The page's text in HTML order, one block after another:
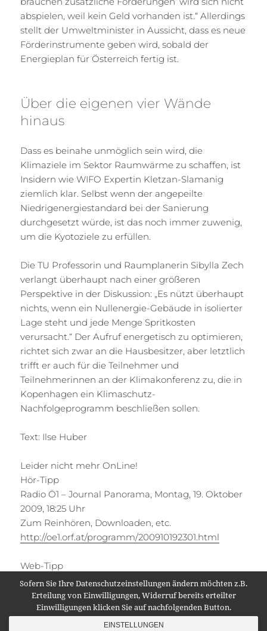
abspielen, weil kein Geld vorhanden ist.“ Allerdings
stellt der Umweltminister in Aussicht, dass es neue
Förderinstrumente geben wird, sobald der
Energieplan für Österreich fertig ist.
Über die eigenen vier Wände
hinaus
Dass es beinahe unmöglich sein wird, die
Klimaziele im Sektor Raumwärme zu schaffen, ist
Insidern wie WIFO Expertin Kletzan-Slamanig
ziemlich klar. Selbst wenn der angepeilte
Niedrigenergiestandard bei der Sanierung
durchgesetzt würde, ist das noch immer zuwenig,
um die Kyotoziele zu erfüllen.
Die TU Professorin und Raumplanerin Sibylla Zech
verlangt überhaupt nach einer größeren
Perspektive in der Diskussion: „Es nützt überhaupt
nichts, wenn ein Nullenergie-Gebäude in isolierter
Lage steht und jede Menge Spritkosten
verursacht.“ Der Aufruf energetisch zu optimieren,
richtet sich zwar an die Hausbesitzer, aber letztlich
trifft er auch für die Teilnehmer und
Teilnehmerinnen an der Klimakonferenz zu, die in
Kopenhagen ein Klimaschutz-
Nachfolgeprogramm beschließen sollen.
Text: Ilse Huber
Leider nicht mehr OnLine!
Hör-Tipp
Radio Ö1 – Journal Panorama, Montag, 19. Oktober
2009, 18:25 Uhr
Zum Reinhören, Downloaden, etc.
http://oe1.orf.at/programm/200910192301.html
Web-Tipp
oe1.orf.at
Datenschutzvereinbarungen Stolz präsentiert von WordPress
Sofern Sie Ihre Datenschutzeinstellungen ändern möchten z.B.
Erteilung von Einwilligungen, Widerruf bereits erteilter
Einwilligungen klicken Sie auf nachfolgenden Button.
EINSTELLUNGEN